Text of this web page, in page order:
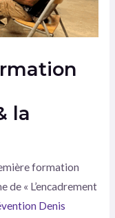
la
formation
de « L’encadrement
Denis